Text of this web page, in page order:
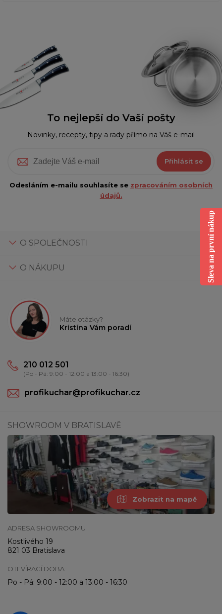
To nejlepší do Vaší pošty
Novinky, recepty, tipy a rady přímo na Váš e-mail
Přihlásit se
Odesláním e-mailu souhlasíte se zpracováním osobních
údajů.
O SPOLEČNOSTI
O NÁKUPU
Máte otázky?
Kristína Vám poradí
210 012 501
(Po - Pá: 9:00 - 12:00 a 13:00 - 16:30)
profikuchar@profikuchar.cz
SHOWROOM V BRATISLAVĚ
Zobrazit na mapě
ADRESA SHOWROOMU
Kostlivého 19
821 03 Bratislava
OTEVÍRACÍ DOBA
Po - Pá: 9:00 - 12:00 a 13:00 - 16:30
Sleva na první nákup